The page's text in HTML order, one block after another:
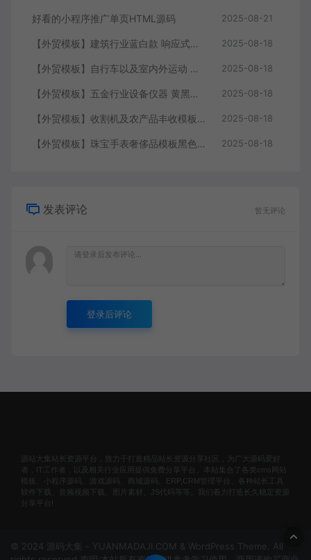
好看的小程序推广单页HTML源码 2025-08-21
【外贸模板】建筑行业蓝白款 响应式模板静态html文件 2025-08-18
【外贸模板】自行车以及室内外运动 黑灰 响应式模板静态html文件 2025-08-18
【外贸模板】五金行业设备仪器 黄黑款 响应式模板静态html文件 2025-08-18
【外贸模板】收割机及农产品丰收模板 绿色 响应式模板静态html文件 2025-08-18
【外贸模板】珠宝手表奢侈品模板黑色 响应式模板静态html文件 2025-08-18
发表评论 暂无评论
登录后评论
源站大集站长资源平台，致力于打造精品站长资源分享社区，为广大源码爱好
者，IT工作者，以及相关行业应用提供免费分享平台。本站集合了各类cms网站
模板、小程序源码、游戏源码、商城源码、ERP,CRM管理平台、各种站长工具
软件下载、音频视频下载、图片素材、JS代码等等。我们着力打造长久稳定资源
分享平台!
© 2024 源码大集 - YUANMADAJI.COM & WordPress Theme. All